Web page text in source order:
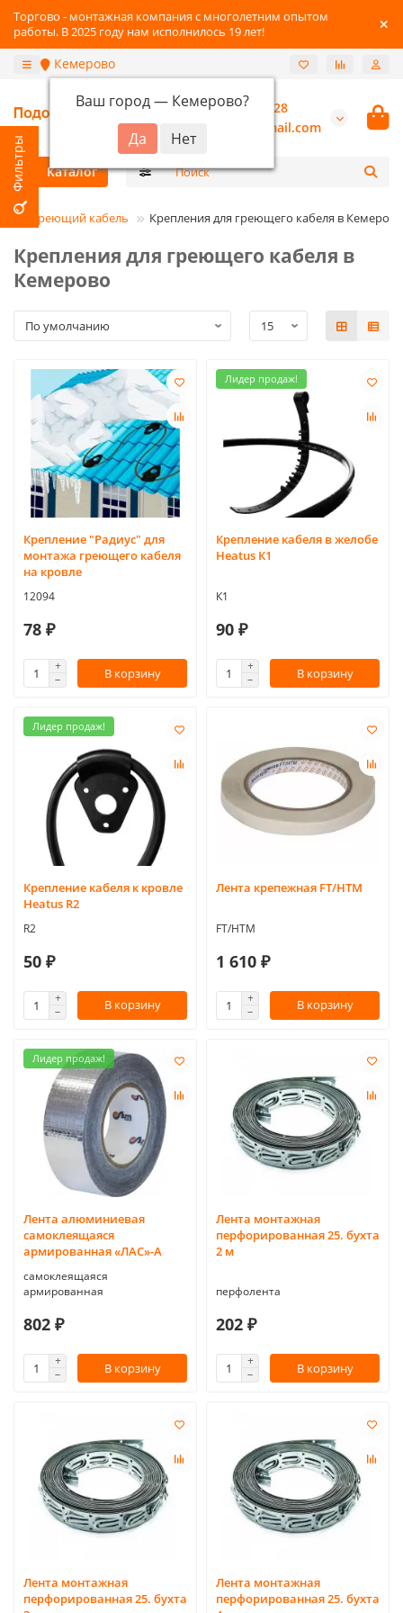
Торгово - монтажная компания с многолетним опытом
работы. В 2025 году нам исполнилось 19 лет!
Кемерово
Ваш город — Кемерово?
+7-3842-216-528
burannsk@gmail.com
Каталог
Греющий кабель Крепления для греющего кабеля в Кемерово
Крепления для греющего кабеля в
Кемерово
Крепление "Радиус" для
монтажа греющего кабеля
на кровле
12094
78 ₽
В корзину
Лидер продаж!
Крепление кабеля в желобе
Heatus К1
К1
90 ₽
В корзину
Лидер продаж!
Крепление кабеля к кровле
Heatus R2
R2
50 ₽
В корзину
Лента крепежная FT/HTM
FT/HTM
1 610 ₽
В корзину
Лидер продаж!
Лента алюминиевая
самоклеящаяся
армированная «ЛАС»-А
самоклеящаяся
армированная
802 ₽
В корзину
Лента монтажная
перфорированная 25. бухта
2 м
перфолента
202 ₽
В корзину
Лента монтажная
перфорированная 25. бухта
Лента монтажная
перфорированная 25. бухта